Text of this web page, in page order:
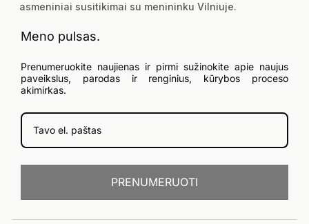
asmeniniai susitikimai su menininku Vilniuje.
Meno pulsas.
Prenumeruokite naujienas ir pirmi sužinokite apie naujus
paveikslus, parodas ir renginius, kūrybos proceso
akimirkas.
PRENUMERUOTI